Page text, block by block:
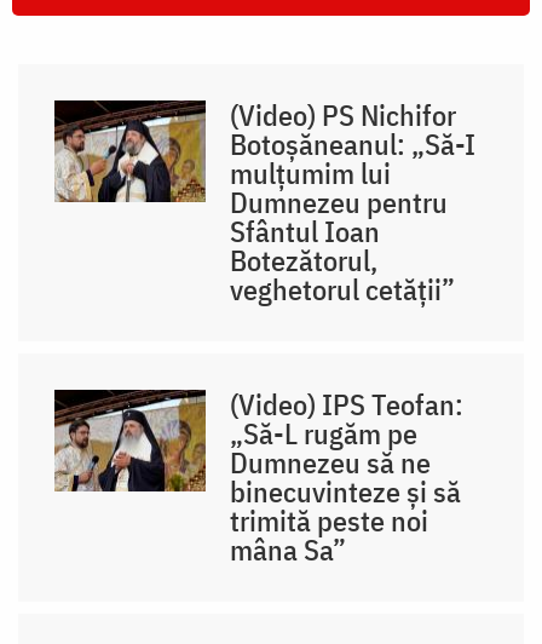
(Video) PS Nichifor
Botoșăneanul: „Să-I
mulțumim lui
Dumnezeu pentru
Sfântul Ioan
Botezătorul,
veghetorul cetății”
(Video) IPS Teofan:
„Să-L rugăm pe
Dumnezeu să ne
binecuvinteze și să
trimită peste noi
mâna Sa”